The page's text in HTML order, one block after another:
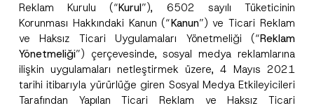
Reklam Kurulu (“Kurul”), 6502 sayılı Tüketicinin
Korunması Hakkındaki Kanun (“Kanun”) ve Ticari Reklam
ve Haksız Ticari Uygulamaları Yönetmeliği (“Reklam
Yönetmeliği”) çerçevesinde, sosyal medya reklamlarına
ilişkin uygulamaları netleştirmek üzere, 4 Mayıs 2021
tarihi itibarıyla yürürlüğe giren Sosyal Medya Etkileyicileri
Tarafından Yapılan Ticari Reklam ve Haksız Ticari